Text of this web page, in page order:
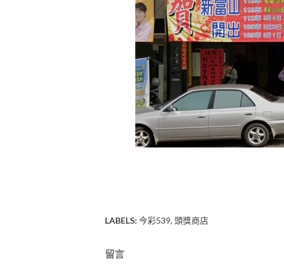
LABELS: 今彩539 頭獎商店
留言